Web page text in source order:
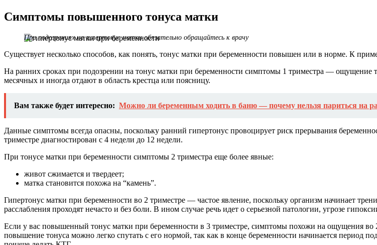
Симптомы повышенного тонуса матки
При подозрениях на гипертонус матки обязательно обращайтесь к врачу
Существует несколько способов, как понять, тонус матки при беременности повышен или в норме. К
На ранних сроках при подозрении на тонус матки при беременности симптомы 1 триместра —
месячных и иногда отдают в область крестца или поясницу.
Вам также будет интересно: Можно ли беременным ходить в баню — почему нельзя париться на
Данные симптомы всегда опасны, поскольку ранний гипертонус провоцирует риск прерывания
триместре диагностирован с 4 недели до 12 недели.
При тонусе матки при беременности симптомы 2 триместра еще более явные:
живот сжимается и твердеет;
матка становится похожа на “камень”.
Гипертонус матки при беременности во 2 триместре — частое явление, поскольку организм начинает
расслабления проходят нечасто и без боли. В ином случае речь идет о серьезной патологии, угрозе
Если у вас повышенный тонус матки при беременности в 3 триместре, симптомы похожи на ощущения
повышение тонуса можно легко спутать с его нормой, так как в конце беременности начинается период